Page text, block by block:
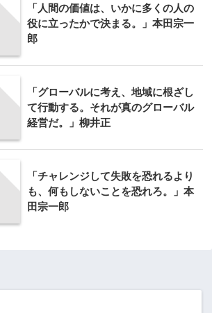
「人間の価値は、いかに多くの人の
役に立ったかで決まる。」本田宗一
郎
「グローバルに考え、地域に根ざし
て行動する。それが真のグローバル
経営だ。」柳井正
「チャレンジして失敗を恐れるより
も、何もしないことを恐れろ。」本
田宗一郎